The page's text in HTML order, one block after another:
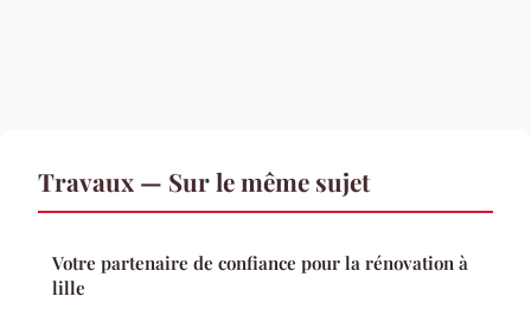
Travaux — Sur le même sujet
Votre partenaire de confiance pour la rénovation à
lille